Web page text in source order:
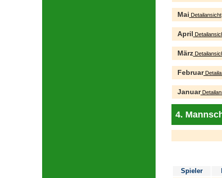
Mai Detailansicht
April
März
Februar
Januar
4.
Spieler